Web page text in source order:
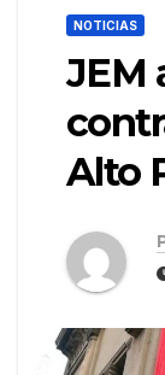
NOTICIAS
JEM
Alto